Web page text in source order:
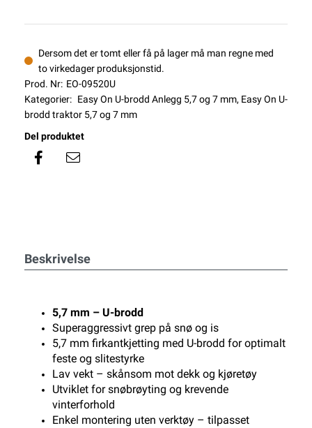
Dersom det er tomt eller få på lager må man regne med
to virkedager produksjonstid.
Prod. Nr: EO-09520U
Kategorier: Easy On U-brodd Anlegg 5,7 og 7 mm, Easy On U-
brodd traktor 5,7 og 7 mm
Del produktet
Beskrivelse
5,7 mm – U-brodd
Superaggressivt grep på snø og is
5,7 mm firkantkjetting med U-brodd for optimalt
feste og slitestyrke
Lav vekt – skånsom mot dekk og kjøretøy
Utviklet for snøbrøyting og krevende
vinterforhold
Enkel montering uten verktøy – tilpasset